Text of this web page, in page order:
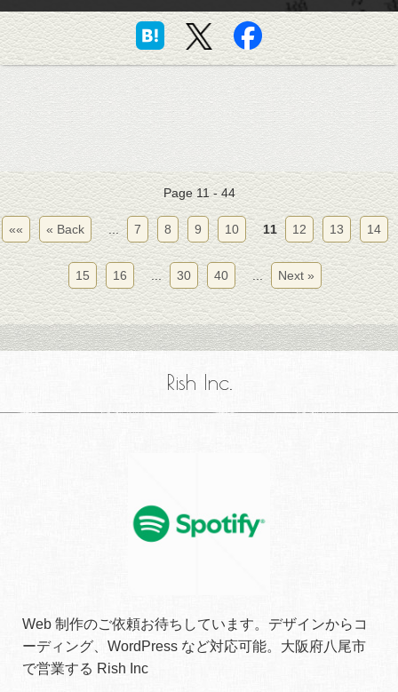
Page 11 - 44
«« « Back ... 7 8 9 10 11 12 13 14
15 16 ... 30 40 ... Next »
Rish Inc.
Web 制作のご依頼お待ちしています。デザインからコ
ーディング、WordPress など対応可能。大阪府八尾市
で営業する Rish Inc